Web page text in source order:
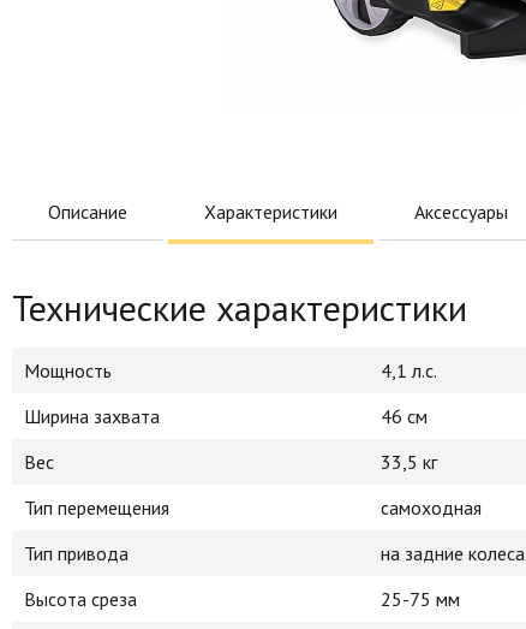
Описание Характеристики Аксессуары
Технические характеристики
Мощность
4,1 л.с.
Ширина захвата
46 см
Вес
33,5 кг
Тип перемещения
самоходная
Тип привода
на задние колеса
Высота среза
25-75 мм